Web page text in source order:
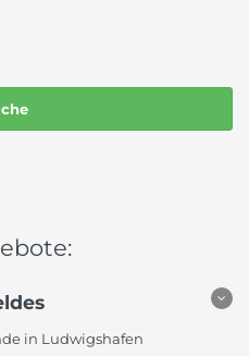
in Ludwigshafen